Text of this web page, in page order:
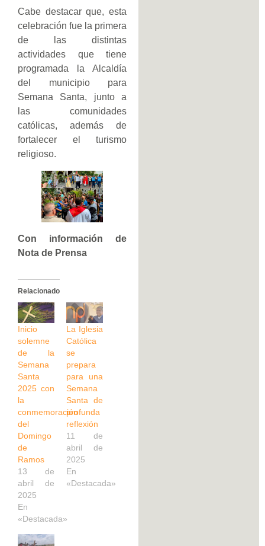
Cabe destacar que, esta
celebración fue la primera
de las distintas
actividades que tiene
programada la Alcaldía
del municipio para
Semana Santa, junto a
las comunidades
católicas, además de
fortalecer el turismo
religioso.
Con información de
Nota de Prensa
Relacionado
Inicio
solemne
de la
Semana
Santa
2025 con
la
conmemoración
del
Domingo
de
Ramos
13 de
abril de
2025
En
«Destacada»
La Iglesia
Católica
se
prepara
para una
Semana
Santa de
profunda
reflexión
11 de
abril de
2025
En
«Destacada»